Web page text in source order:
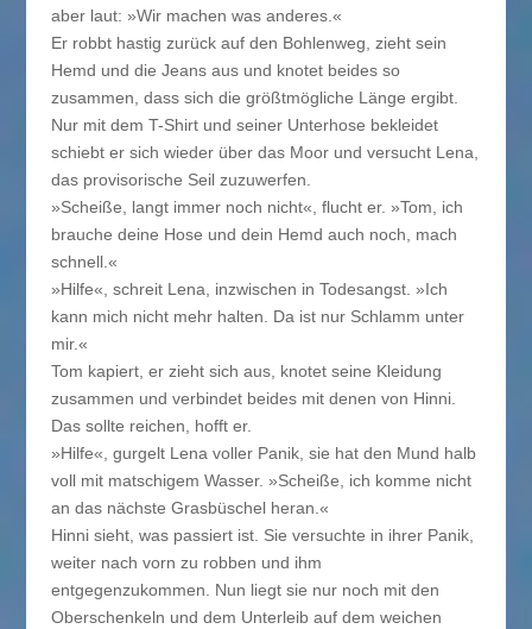
aber laut: »Wir machen was anderes.«
Er robbt hastig zurück auf den Bohlenweg, zieht sein
Hemd und die Jeans aus und knotet beides so
zusammen, dass sich die größtmögliche Länge ergibt.
Nur mit dem T-Shirt und seiner Unterhose bekleidet
schiebt er sich wieder über das Moor und versucht Lena,
das provisorische Seil zuzuwerfen.
»Scheiße, langt immer noch nicht«, flucht er. »Tom, ich
brauche deine Hose und dein Hemd auch noch, mach
schnell.«
»Hilfe«, schreit Lena, inzwischen in Todesangst. »Ich
kann mich nicht mehr halten. Da ist nur Schlamm unter
mir.«
Tom kapiert, er zieht sich aus, knotet seine Kleidung
zusammen und verbindet beides mit denen von Hinni.
Das sollte reichen, hofft er.
»Hilfe«, gurgelt Lena voller Panik, sie hat den Mund halb
voll mit matschigem Wasser. »Scheiße, ich komme nicht
an das nächste Grasbüschel heran.«
Hinni sieht, was passiert ist. Sie versuchte in ihrer Panik,
weiter nach vorn zu robben und ihm
entgegenzukommen. Nun liegt sie nur noch mit den
Oberschenkeln und dem Unterleib auf dem weichen